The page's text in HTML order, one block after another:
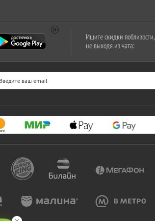
Ищите скидки поблизости,
не выходя из чата: